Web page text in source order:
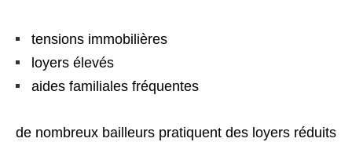
tensions immobilières
loyers élevés
aides familiales fréquentes
de nombreux bailleurs pratiquent des loyers réduits